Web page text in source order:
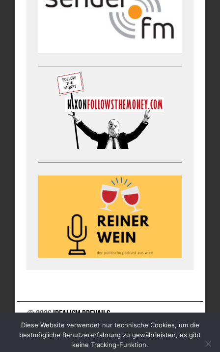
© 2026Idealism Prevails
UNTERSTÜTZE UNS
NEWSLETTER
IMPRESSUM
Diese Website verwendet nur technische Cookies, um die
bestmögliche Benutzererfahrung zu gewährleisten, es gibt
keine Tracking-Funktion.